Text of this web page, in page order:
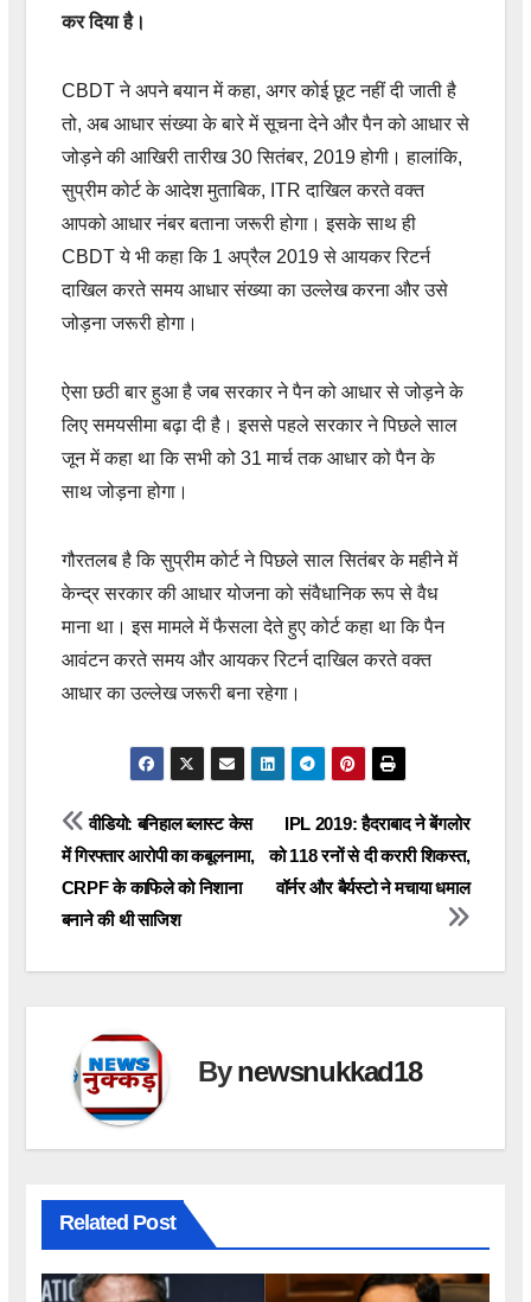
कर दिया है।
CBDT ने अपने बयान में कहा, अगर कोई छूट नहीं दी जाती है
तो, अब आधार संख्या के बारे में सूचना देने और पैन को आधार से
जोड़ने की आखिरी तारीख 30 सितंबर, 2019 होगी। हालांकि,
सुप्रीम कोर्ट के आदेश मुताबिक, ITR दाखिल करते वक्त
आपको आधार नंबर बताना जरूरी होगा। इसके साथ ही
CBDT ये भी कहा कि 1 अप्रैल 2019 से आयकर रिटर्न
दाखिल करते समय आधार संख्या का उल्लेख करना और उसे
जोड़ना जरूरी होगा।
ऐसा छठी बार हुआ है जब सरकार ने पैन को आधार से जोड़ने के
लिए समयसीमा बढ़ा दी है। इससे पहले सरकार ने पिछले साल
जून में कहा था कि सभी को 31 मार्च तक आधार को पैन के
साथ जोड़ना होगा।
गौरतलब है कि सुप्रीम कोर्ट ने पिछले साल सितंबर के महीने में
केन्द्र सरकार की आधार योजना को संवैधानिक रूप से वैध
माना था। इस मामले में फैसला देते हुए कोर्ट कहा था कि पैन
आवंटन करते समय और आयकर रिटर्न दाखिल करते वक्त
आधार का उल्लेख जरूरी बना रहेगा।
Post
navigation
IPL 2019: हैदराबाद ने बेंगलोर
को 118 रनों से दी करारी शिकस्त,
वॉर्नर और बैर्यस्टो ने मचाया धमाल
वीडियो: बनिहाल ब्लास्ट केस
में गिरफ्तार आरोपी का कबूलनामा,
CRPF के काफिले को निशाना
बनाने की थी साजिश
Bynewsnukkad18
Related Post